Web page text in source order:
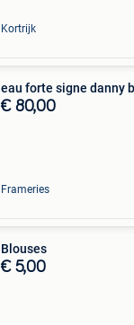
Kortrijk
eau forte signe danny
€ 80,00
Frameries
Blouses
€ 5,00